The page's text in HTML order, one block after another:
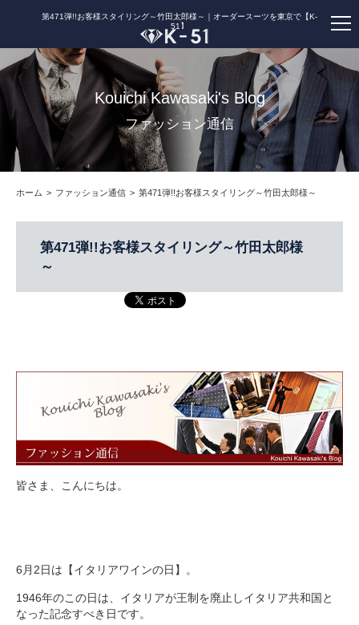
第471弾!!お客様スタイリング～竹田太郎様～｜オーダースーツを東京で【K-
51】
Kouichi Kawasaki's Blog
ファッション通信
ホーム ファッション通信 第471弾!!お客様スタイリング～竹田太郎様～
第471弾!!お客様スタイリング～竹田太郎様
～
皆さま、こんにちは。
6月2日は【イタリアワインの日】。
1946年のこの日は、イタリアが王制を廃止しイタリア共和国と
なった記念すべき日です。